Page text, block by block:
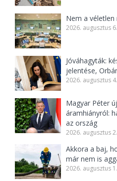
Nem a véletlen
2026. augusztus
Jóváhagyták:
jelentése,
2026. augusztus
Magyar Péter
áramhiányról:
az ország
2026. augusztus
Akkora a baj,
már nem is
2026. augusztus